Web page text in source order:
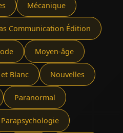
Mécanique
Communication Édition
Moyen-âge
Blanc Nouvelles
Paranormal